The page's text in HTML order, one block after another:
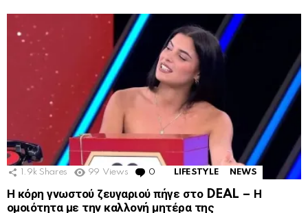
1.9k Shares 99 Views 0 Comments
LIFESTYLE NEWS
Η κόρη γνωστού ζευγαριού πήγε στο DEAL – Η
ομοιότητα με την καλλονή μητέρα της